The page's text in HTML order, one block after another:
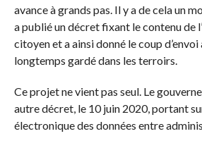
avance à grands pas. Il y a de cela un
a publié un décret fixant le contenu de
citoyen et a ainsi donné le coup
longtemps gardé dans les terroirs.
Ce projet ne vient pas seul. Le
autre décret, le 10 juin 2020, portant
électronique des données entre